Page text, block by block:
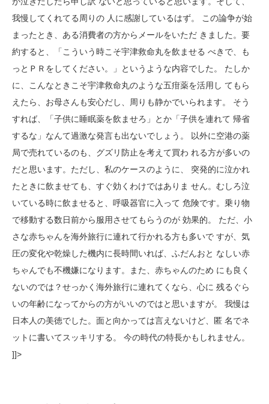
我慢してくれてる周りの 人に感謝しているはず。 この論争が始
まったとき、ある消費者の方からメールをいただ きました。要
約すると、「こういう時こそ宇津救命丸を飲ませる べきで、も
っとＰＲをしてください。」というような内容でした。 たしか
に、こんなときこそ宇津救命丸のような五疳薬を活用し てもら
えたら、お母さんも安心だし、周りも静かでいられます。 そう
すれば、「子供に睡眠薬を飲ませろ」とか「子供を連れて 帰省
するな」なんて過激な発言も出ないでしょう。 以外に空港の薬
局で売れているのも、グズリ防止を考えて買わ れる方が多いの
だと思います。ただし、私のケースのように、 突発的に泣かれ
たときに飲ませても、すぐ効くわけではありま せん。むしろ泣
いている時に飲ませると、呼吸器官に入って 危険です。乗り物
で移動する数日前から服用させてもらうのが 効果的。 ただ、小
さな赤ちゃんを海外旅行に連れて行かれる方も多いで すが、気
圧の変化や乾燥した機内に長時間いれば、ふだんおと なしい赤
ちゃんでも不機嫌になります。また、赤ちゃんのため にも良く
ないのでは？せっかく海外旅行に連れてくなら、心に 残るぐら
いの年齢になってからの方がいいのではと思いますが。 我慢は
日本人の美徳でした。面と向かっては言えないけど、匿 名でネ
ットに書いてスッキリする。 今の時代の特長かもしれません。
]]>